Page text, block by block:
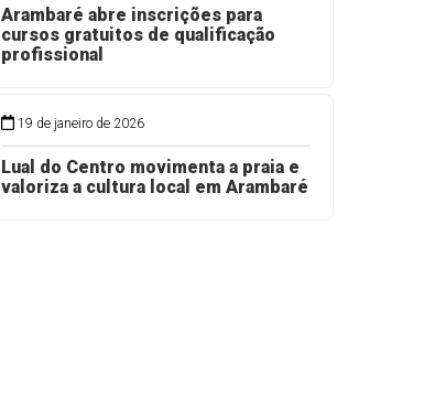
Arambaré abre inscrições para
cursos gratuitos de qualificação
profissional
19 de janeiro de 2026
Lual do Centro movimenta a praia e
valoriza a cultura local em Arambaré